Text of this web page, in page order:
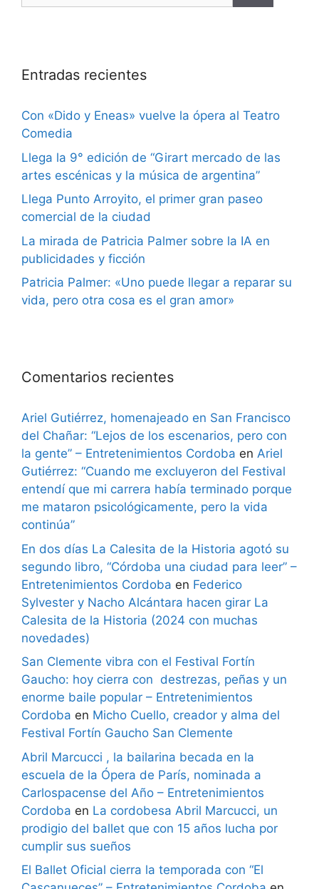
Entradas recientes
Con «Dido y Eneas» vuelve la ópera al Teatro
Comedia
Llega la 9° edición de “Girart mercado de las
artes escénicas y la música de argentina”
Llega Punto Arroyito, el primer gran paseo
comercial de la ciudad
La mirada de Patricia Palmer sobre la IA en
publicidades y ficción
Patricia Palmer: «Uno puede llegar a reparar su
vida, pero otra cosa es el gran amor»
Comentarios recientes
Ariel Gutiérrez, homenajeado en San Francisco
del Chañar: “Lejos de los escenarios, pero con
la gente” – Entretenimientos Cordoba en Ariel
Gutiérrez: “Cuando me excluyeron del Festival
entendí que mi carrera había terminado porque
me mataron psicológicamente, pero la vida
continúa”
En dos días La Calesita de la Historia agotó su
segundo libro, “Córdoba una ciudad para leer” –
Entretenimientos Cordoba en Federico
Sylvester y Nacho Alcántara hacen girar La
Calesita de la Historia (2024 con muchas
novedades)
San Clemente vibra con el Festival Fortín
Gaucho: hoy cierra con destrezas, peñas y un
enorme baile popular – Entretenimientos
Cordoba en Micho Cuello, creador y alma del
Festival Fortín Gaucho San Clemente
Abril Marcucci , la bailarina becada en la
escuela de la Ópera de París, nominada a
Carlospacense del Año – Entretenimientos
Cordoba en La cordobesa Abril Marcucci, un
prodigio del ballet que con 15 años lucha por
cumplir sus sueños
El Ballet Oficial cierra la temporada con “El